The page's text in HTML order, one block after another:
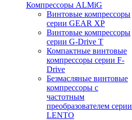
Компрессоры ALMiG
Винтовые компрессоры
серии GEAR XP
Винтовые компрессоры
серии G-Drive T
Компактные винтовые
компрессоры серии F-
Drive
Безмасляные винтовые
компрессоры с
частотным
преобразователем серии
LENTO